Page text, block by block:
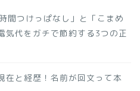
間つけっぱなし」と「こまめ
気代をガチで節約する3つの正
在と経歴！名前が回文って本